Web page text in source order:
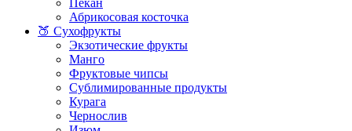
Абрикосовая косточка
🍑 Сухофрукты
Экзотические фрукты
Манго
Фруктовые чипсы
Сублимированные продукты
Курага
Чернослив